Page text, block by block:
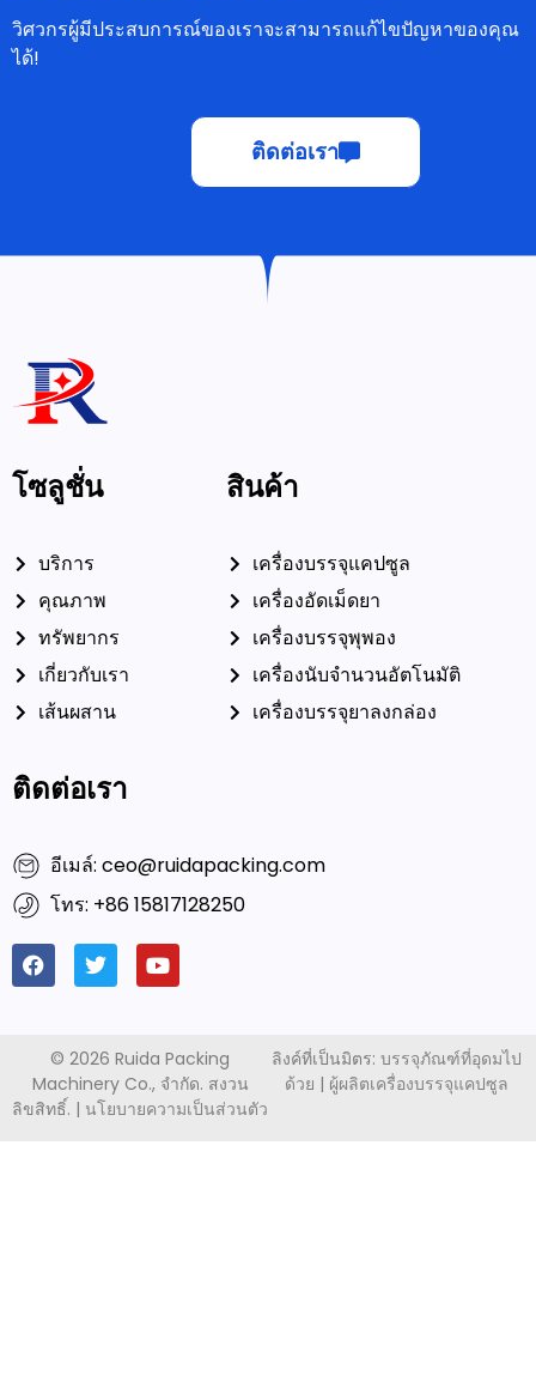
วิศวกรผู้มีประสบการณ์ของเราจะสามารถแก้ไขปัญหาของคุณ
ได้!
ติดต่อเรา
โซลูชั่น
บริการ
คุณภาพ
ทรัพยากร
เกี่ยวกับเรา
เส้นผสาน
สินค้า
เครื่องบรรจุแคปซูล
เครื่องอัดเม็ดยา
เครื่องบรรจุพุพอง
เครื่องนับจำนวนอัตโนมัติ
เครื่องบรรจุยาลงกล่อง
ติดต่อเรา
อีเมล์: ceo@ruidapacking.com
โทร: +86 15817128250
© 2026 Ruida Packing
Machinery Co., จำกัด. สงวน
ลิขสิทธิ์. | นโยบายความเป็นส่วนตัว
ลิงค์ที่เป็นมิตร: บรรจุภัณฑ์ที่อุดมไป
ด้วย | ผู้ผลิตเครื่องบรรจุแคปซูล